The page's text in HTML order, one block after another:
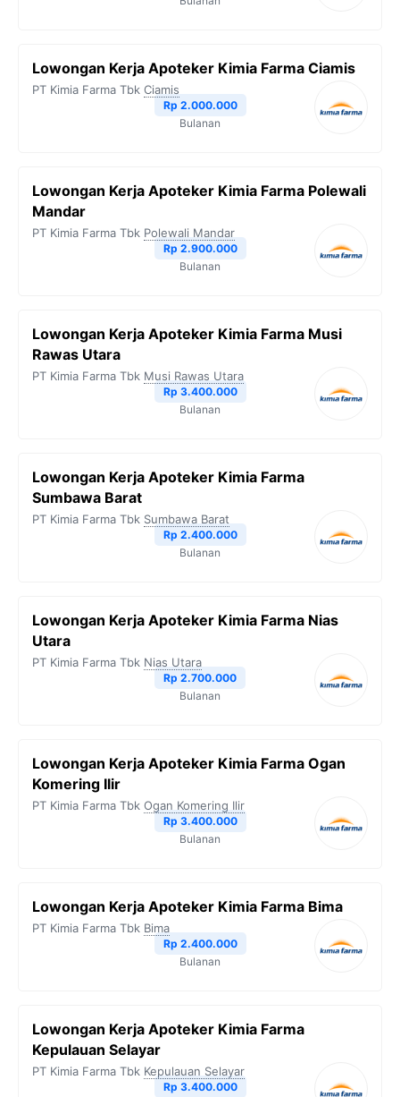
Lowongan Kerja Apoteker Kimia Farma Ciamis
PT Kimia Farma Tbk Ciamis
Rp 2.000.000
Bulanan
Lowongan Kerja Apoteker Kimia Farma Polewali
Mandar
PT Kimia Farma Tbk Polewali Mandar
Rp 2.900.000
Bulanan
Lowongan Kerja Apoteker Kimia Farma Musi
Rawas Utara
PT Kimia Farma Tbk Musi Rawas Utara
Rp 3.400.000
Bulanan
Lowongan Kerja Apoteker Kimia Farma
Sumbawa Barat
PT Kimia Farma Tbk Sumbawa Barat
Rp 2.400.000
Bulanan
Lowongan Kerja Apoteker Kimia Farma Nias
Utara
PT Kimia Farma Tbk Nias Utara
Rp 2.700.000
Bulanan
Lowongan Kerja Apoteker Kimia Farma Ogan
Komering Ilir
PT Kimia Farma Tbk Ogan Komering Ilir
Rp 3.400.000
Bulanan
Lowongan Kerja Apoteker Kimia Farma Bima
PT Kimia Farma Tbk Bima
Rp 2.400.000
Bulanan
Lowongan Kerja Apoteker Kimia Farma
Kepulauan Selayar
PT Kimia Farma Tbk Kepulauan Selayar
Rp 3.400.000